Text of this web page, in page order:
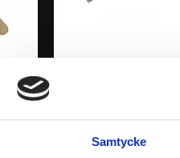
Samtycke
storlekar.
1 348